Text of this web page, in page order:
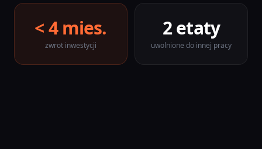
< 4 mies.
zwrot inwestycji
2 etaty
uwolnione do innej pracy